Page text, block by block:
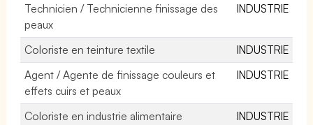
Technicien / Technicienne finissage des
peaux
INDUSTRIE
Coloriste en teinture textile
INDUSTRIE
Agent / Agente de finissage couleurs et
effets cuirs et peaux
INDUSTRIE
Coloriste en industrie alimentaire
INDUSTRIE